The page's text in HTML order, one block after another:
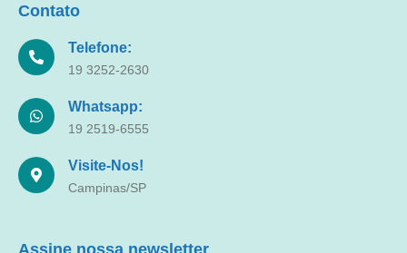
Contato
Telefone:
19 3252-2630
Whatsapp:
19 2519-6555
Visite-Nos!
Campinas/SP
Assine nossa newsletter